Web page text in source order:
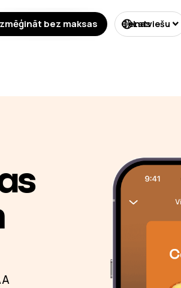
Licencēšana Cenas
bez maksas Latviešu